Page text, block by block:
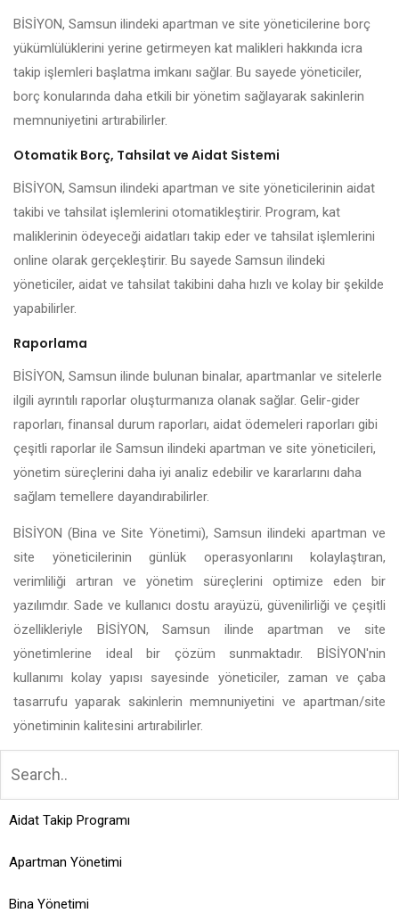
BİSİYON, Samsun ilindeki apartman ve site yöneticilerine borç
yükümlülüklerini yerine getirmeyen kat malikleri hakkında icra
takip işlemleri başlatma imkanı sağlar. Bu sayede yöneticiler,
borç konularında daha etkili bir yönetim sağlayarak sakinlerin
memnuniyetini artırabilirler.
Otomatik Borç, Tahsilat ve Aidat Sistemi
BİSİYON, Samsun ilindeki apartman ve site yöneticilerinin aidat
takibi ve tahsilat işlemlerini otomatikleştirir. Program, kat
maliklerinin ödeyeceği aidatları takip eder ve tahsilat işlemlerini
online olarak gerçekleştirir. Bu sayede Samsun ilindeki
yöneticiler, aidat ve tahsilat takibini daha hızlı ve kolay bir şekilde
yapabilirler.
Raporlama
BİSİYON, Samsun ilinde bulunan binalar, apartmanlar ve sitelerle
ilgili ayrıntılı raporlar oluşturmanıza olanak sağlar. Gelir-gider
raporları, finansal durum raporları, aidat ödemeleri raporları gibi
çeşitli raporlar ile Samsun ilindeki apartman ve site yöneticileri,
yönetim süreçlerini daha iyi analiz edebilir ve kararlarını daha
sağlam temellere dayandırabilirler.
BİSİYON (Bina ve Site Yönetimi), Samsun ilindeki apartman ve
site yöneticilerinin günlük operasyonlarını kolaylaştıran,
verimliliği artıran ve yönetim süreçlerini optimize eden bir
yazılımdır. Sade ve kullanıcı dostu arayüzü, güvenilirliği ve çeşitli
özellikleriyle BİSİYON, Samsun ilinde apartman ve site
yönetimlerine ideal bir çözüm sunmaktadır. BİSİYON'nin
kullanımı kolay yapısı sayesinde yöneticiler, zaman ve çaba
tasarrufu yaparak sakinlerin memnuniyetini ve apartman/site
yönetiminin kalitesini artırabilirler.
Aidat Takip Programı
Apartman Yönetimi
Bina Yönetimi